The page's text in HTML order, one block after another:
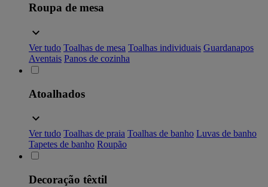
Roupa de mesa
Ver tudo Toalhas de mesa Toalhas individuais Guardanapos
Aventais Panos de cozinha
Atoalhados
Ver tudo Toalhas de praia Toalhas de banho Luvas de banho
Tapetes de banho Roupão
Decoração têxtil